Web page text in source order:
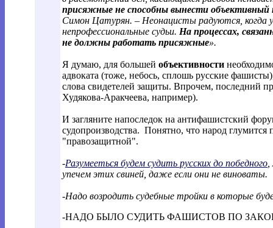
присяжные не способны вынести объективный
Симон Цатурян. – Неонацисты радуются, когда
непрофессиональные судьи. На процессах,
не должны работать присяжные».
Я думаю, для большей объективности
адвоката (тоже, небось, сплошь русские
слова свидетелей защиты. Впрочем, последний
Худякова-Аракчеева, например).
И загляните напоследок на антифашистский
судопроизводства. Понятно, что народ
"правозащитной".
-Разумееться будем судить русских до победного
упечем этих свиней, даже если они не виноваты.
-Надо возродить судебные тройки в которые
-НАДО БЫЛО СУДИТЬ ФАШИСТОВ ПО